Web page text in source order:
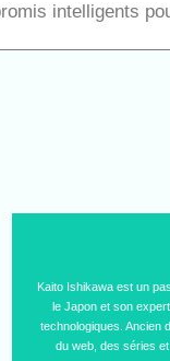
intelligents
Kaito Ishikawa est un
le Japon et son
technologiques. Ancien
du web, des séries